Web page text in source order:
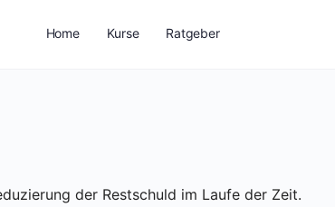
Home Kurse Ratgeber
der Restschuld im Laufe der Zeit.